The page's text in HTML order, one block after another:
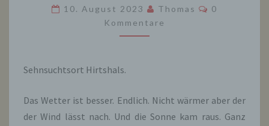
10. August 2023 Thomas Kommentare
0
Kommentare
Sehnsuchtsort Hirtshals.
Das Wetter ist besser. Endlich. Nicht wärmer aber der
der Wind lässt nach. Und die Sonne kam raus. Ganz